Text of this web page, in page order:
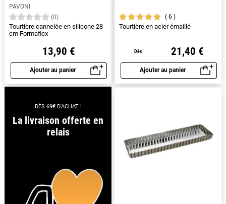
PAVONI
(0)
Tourtière cannelée en silicone 28
cm Formaflex
13,90 €
Ajouter au panier
Aperçu rapide
6
Tourtière en acier émaillé
Dès 21,40 €
Ajouter au panier
Aperçu rapide
DÈS 69€ D'ACHAT !
La livraison offerte en
relais